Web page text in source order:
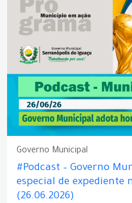
Governo Municipal
#Podcast – Governo
especial de expediente
(26.06.2026)